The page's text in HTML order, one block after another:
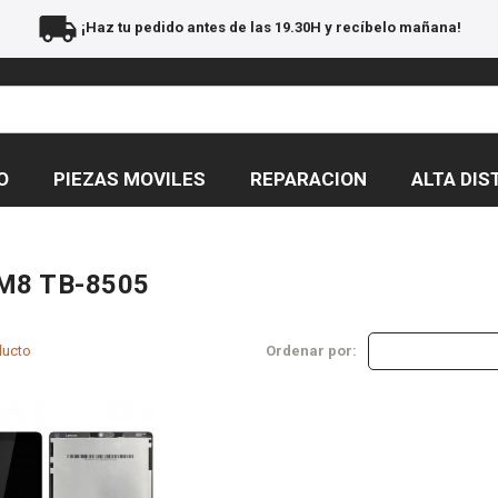
local_shipping ¡Haz tu pedido antes de las 19.30H y recíbelo mañana!
PIEZAS MOVILES REPARACION ALTA
TB-8505
Ordenar por: